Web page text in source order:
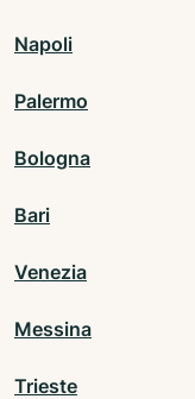
Napoli
Palermo
Bologna
Bari
Venezia
Messina
Trieste